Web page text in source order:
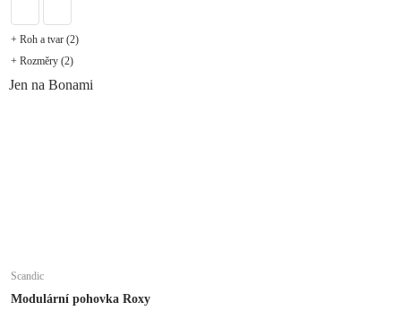
+ Roh a tvar (2)
+ Rozměry (2)
Jen na Bonami
Scandic
Modulární pohovka Roxy